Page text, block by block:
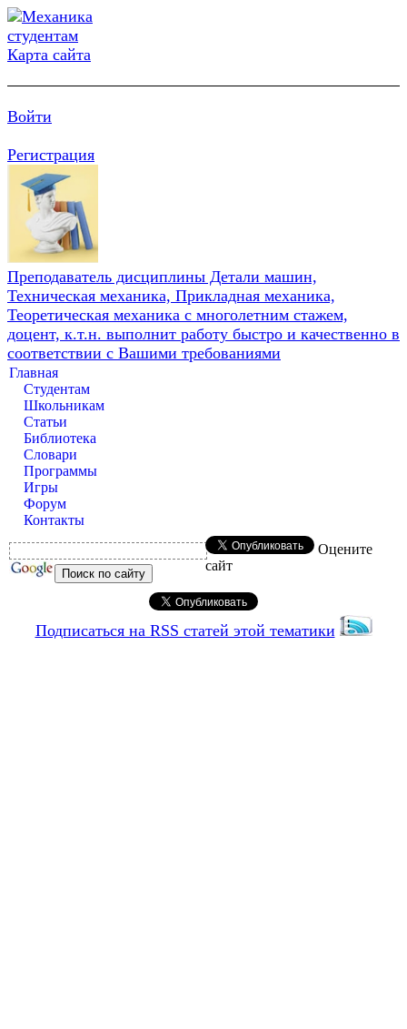
Карта сайта
Войти
Регистрация
Преподаватель дисциплины Детали машин,
Техническая механика, Прикладная механика,
Теоретическая механика с многолетним стажем,
доцент, к.т.н. выполнит работу быстро и качественно в
соответствии с Вашими требованиями
Главная
Студентам
Школьникам
Статьи
Библиотека
Словари
Программы
Игры
Форум
Контакты
Оцените
сайт
Подписаться на RSS статей этой тематики